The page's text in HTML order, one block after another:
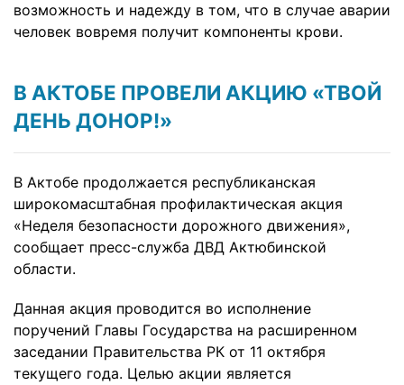
возможность и надежду в том, что в случае аварии
человек вовремя получит компоненты крови.
В АКТОБЕ ПРОВЕЛИ АКЦИЮ «ТВОЙ
ДЕНЬ ДОНОР!»
В Актобе продолжается республиканская
широкомасштабная профилактическая акция
«Неделя безопасности дорожного движения»,
сообщает пресс-служба ДВД Актюбинской
области.
Данная акция проводится во исполнение
поручений Главы Государства на расширенном
заседании Правительства РК от 11 октября
текущего года. Целью акции является